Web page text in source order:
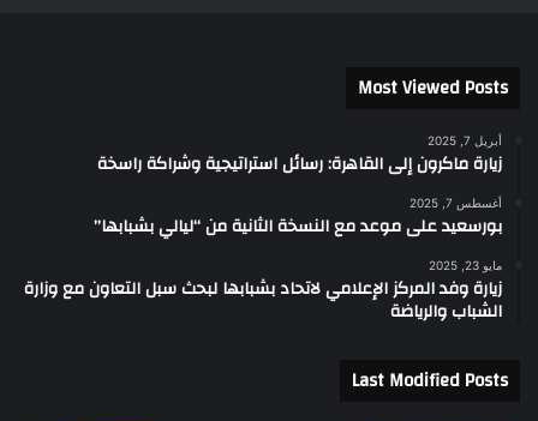
Most Viewed Posts
أبريل 7, 2025
زيارة ماكرون إلى القاهرة: رسائل استراتيجية وشراكة راسخة
أغسطس 7, 2025
بورسعيد على موعد مع النسخة الثانية من “ليالي بشبابها”
مايو 23, 2025
زيارة وفد المركز الإعلامي لاتحاد بشبابها لبحث سبل التعاون مع وزارة
الشباب والرياضة
Last Modified Posts